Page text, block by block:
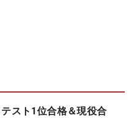
テスト1位合格＆現役合